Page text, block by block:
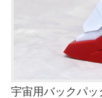
宇宙用バックパ